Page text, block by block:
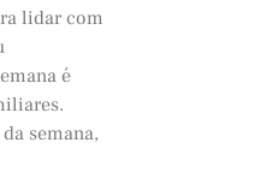
lidar com
é
semana,